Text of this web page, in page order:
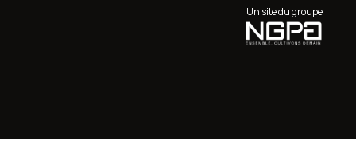
Un site du groupe